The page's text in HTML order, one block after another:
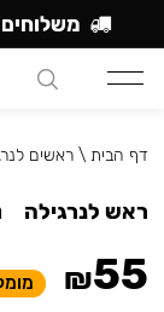
דף הבית \ראשים
ראש לנרגילה
₪55
משלוחים